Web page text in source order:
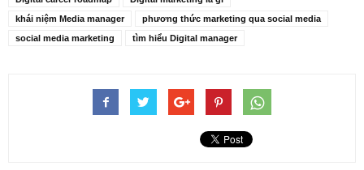
khái niệm Media manager
phương thức marketing qua social media
social media marketing
tìm hiểu Digital manager